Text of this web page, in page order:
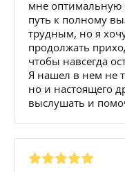
мне оптимальную
путь к полному
трудным, но я
продолжать
чтобы навсегда
Я нашел в нем не
но и настоящего
выслушать и